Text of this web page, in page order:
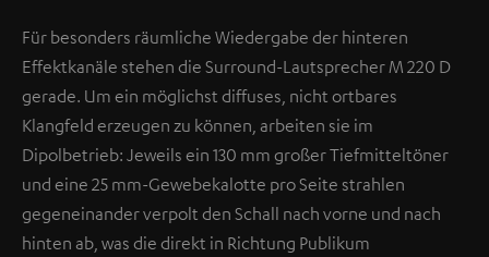
Für besonders räumliche Wiedergabe der hinteren
Effektkanäle stehen die Surround-Lautsprecher M 220 D
gerade. Um ein möglichst diffuses, nicht ortbares
Klangfeld erzeugen zu können, arbeiten sie im
Dipolbetrieb: Jeweils ein 130 mm großer Tiefmitteltöner
und eine 25 mm-Gewebekalotte pro Seite strahlen
gegeneinander verpolt den Schall nach vorne und nach
hinten ab, was die direkt in Richtung Publikum